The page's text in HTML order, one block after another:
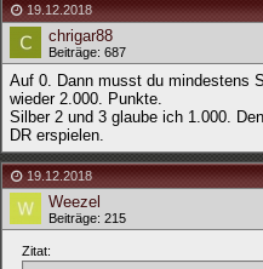
19.12.2018
chrigar88
Beiträge: 687
Auf 0. Dann musst du mindestens
wieder 2.000. Punkte.
Silber 2 und 3 glaube ich 1.000.
DR erspielen.
19.12.2018
Weezel
Beiträge: 215
Zitat: